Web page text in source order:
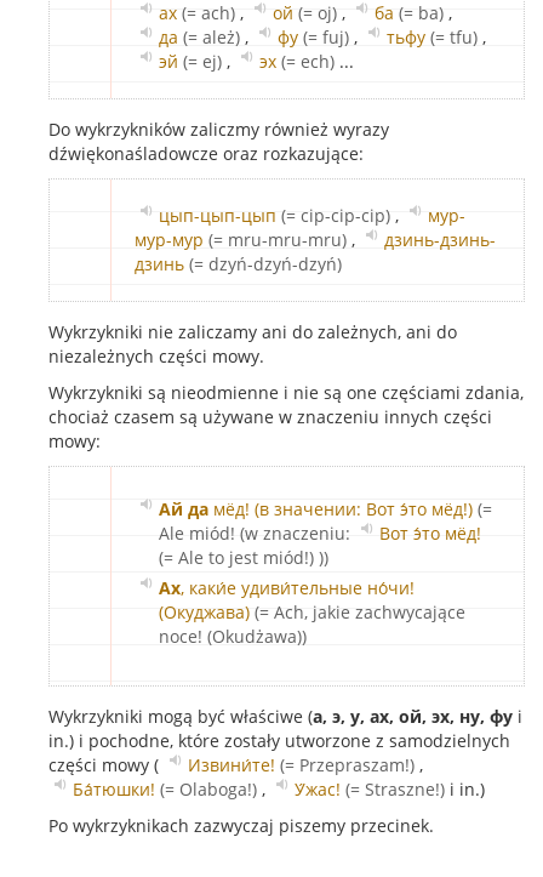
ах (= ach) , ой (= oj) , ба (= ba) ,
да (= ależ) , фу (= fuj) , тьфу (= tfu) ,
эй (= ej) , эх (= ech) ...
Do wykrzykników zaliczmy również wyrazy
dźwiękonaśladowcze oraz rozkazujące:
цып-цып-цып (= cip-cip-cip) ,
мур-
мур-мур (= mru-mru-mru) ,
дзинь-дзинь-
дзинь (= dzyń-dzyń-dzyń)
Wykrzykniki nie zaliczamy ani do zależnych, ani do
niezależnych części mowy.
Wykrzykniki są nieodmienne i nie są one częściami zdania,
chociaż czasem są używane w znaczeniu innych części
mowy:
Ай да мёд! (в значении: Вот э́то мёд!) (=
Ale miód! (w znaczeniu:
Вот э́то мёд!
(= Ale to jest miód!) ))
Ах, каки́е удиви́тельные но́чи!
(Окуджава) (= Ach, jakie zachwycające
noce! (Okudżawa))
Wykrzykniki mogą być właściwe (а, э, у, ах, ой, эх, ну, фу i
in.) i pochodne, które zostały utworzone z samodzielnych
części mowy (
Извини́те! (= Przepraszam!) ,
Ба́тюшки! (= Olaboga!) , У́жас! (= Straszne!) i in.)
Po wykrzyknikach zazwyczaj piszemy przecinek.